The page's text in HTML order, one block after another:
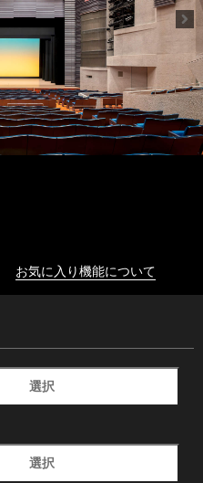
お気に入り機能について
選択
選択